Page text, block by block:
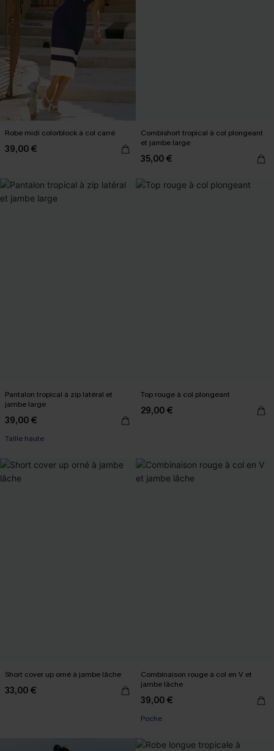
Robe midi colorblock à col carré
39,00 €
Combishort tropical à col plongeant
et jambe large
35,00 €
Pantalon tropical à zip latéral et
jambe large
39,00 €
Taille haute
Top rouge à col plongeant
29,00 €
Short cover up orné à jambe lâche
33,00 €
Combinaison rouge à col en V et
jambe lâche
39,00 €
Poche